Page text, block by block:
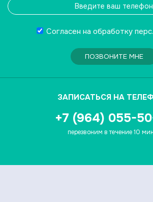
Согласен на обработку
ПОЗВОНИТЕ МНЕ
ЗАПИСАТЬСЯ НА
+7 (964) 055-
перезвоним в течение 10